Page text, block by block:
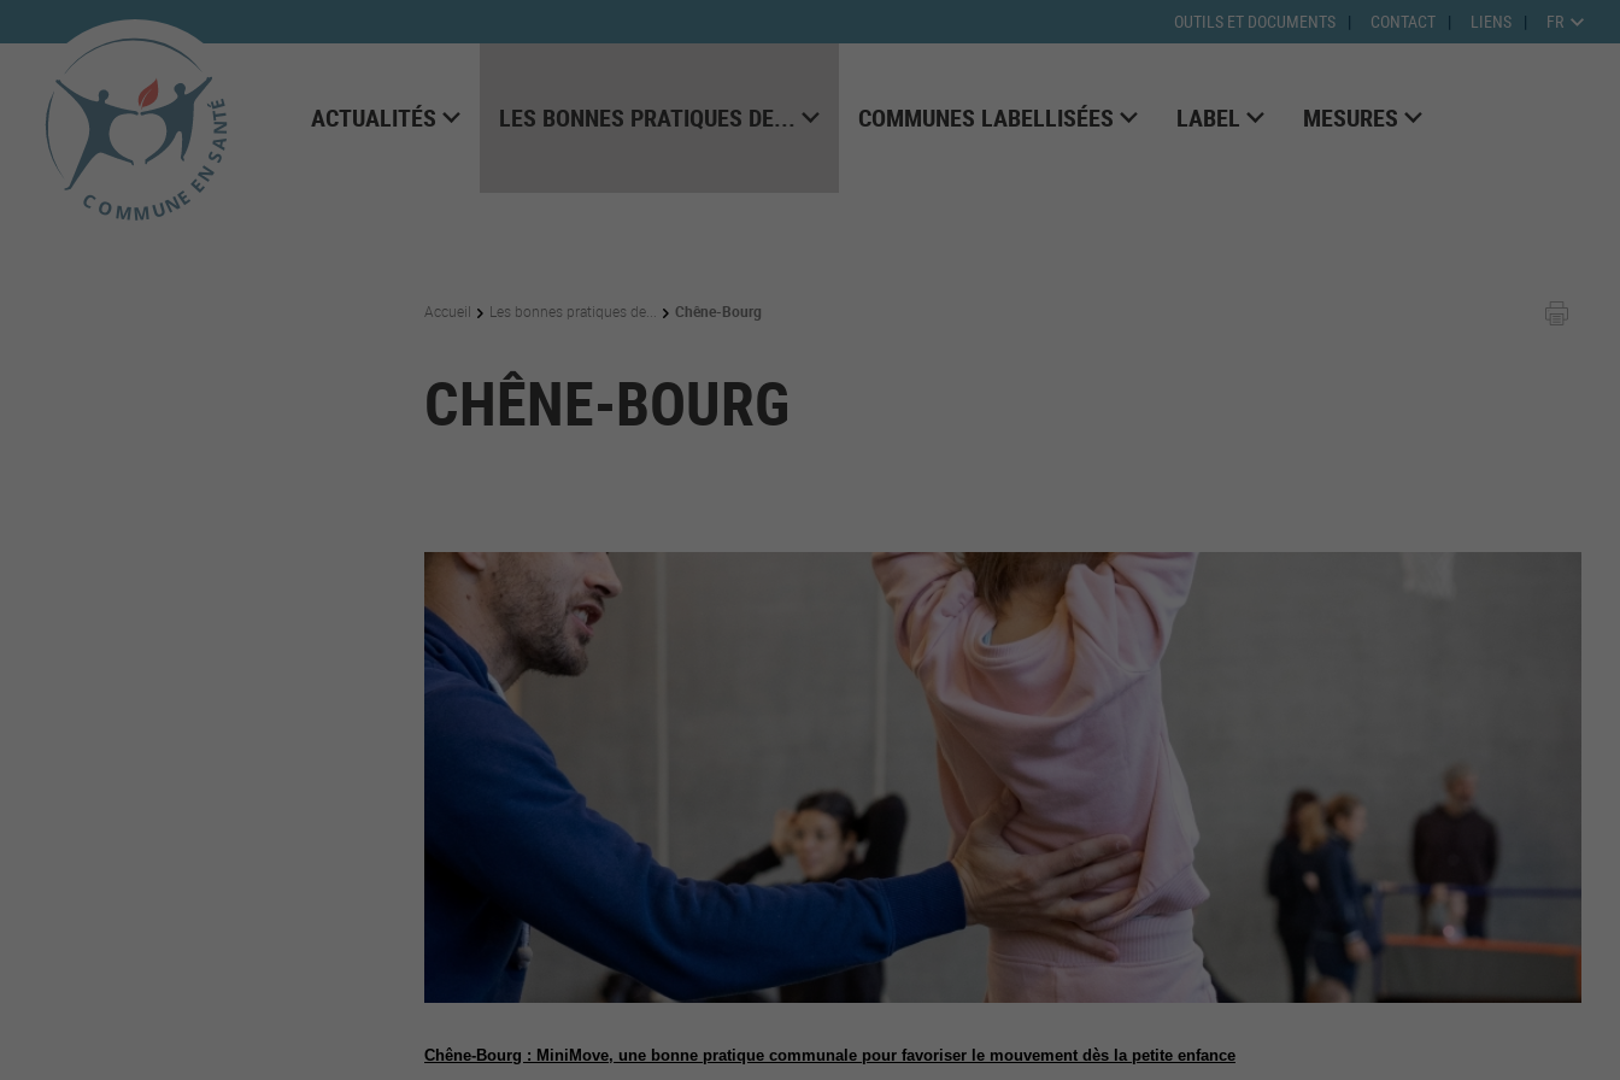
FR
OUTILS ET DOCUMENTS CONTACT LIENS
ACTUALITÉS LES BONNES PRATIQUES DE... COMMUNES LABELLISÉES LABEL MESURES
Accueil Les bonnes pratiques de... Chêne-Bourg
CHÊNE-BOURG
Chêne-Bourg : MiniMove, une bonne pratique communale pour favoriser le mouvement dès la petite enfance